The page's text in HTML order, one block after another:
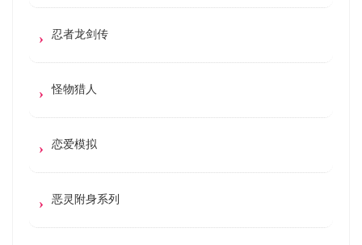
忍者龙剑传
怪物猎人
恋爱模拟
恶灵附身系列